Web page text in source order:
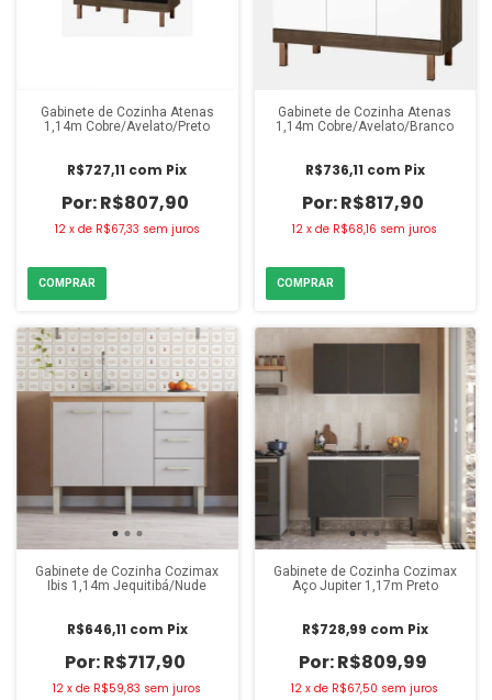
Gabinete de Cozinha Atenas
1,14m Cobre/Avelato/Preto
R$807,90
R$727,11 com Pix
12 x de R$67,33 sem juros
Gabinete de Cozinha Atenas
1,14m Cobre/Avelato/Branco
R$817,90
R$736,11 com Pix
12 xde R$68,16 sem juros
Gabinete de Cozinha Cozimax
Ibis 1,14m Jequitibá/Nude
R$717,90
R$646,11 com Pix
12 xde R$59,83 sem juros
Gabinete de Cozinha Cozimax
Aço Jupiter 1,17m Preto
R$809,99
R$728,99 com Pix
12 xde R$67,50 sem juros